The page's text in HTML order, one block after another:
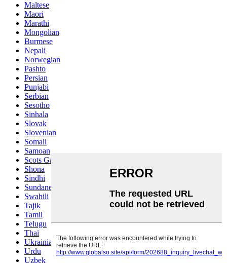
Maltese
Maori
Marathi
Mongolian
Burmese
Nepali
Norwegian
Pashto
Persian
Punjabi
Serbian
Sesotho
Sinhala
Slovak
Slovenian
Somali
Samoan
Scots Gaelic
Shona
Sindhi
Sundanese
Swahili
Tajik
Tamil
Telugu
Thai
Ukrainian
Urdu
Uzbek